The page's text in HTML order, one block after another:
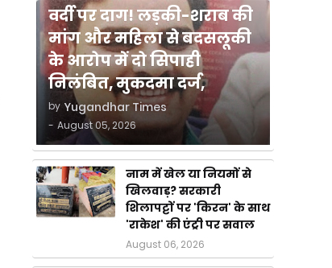
वर्दी पर दाग! लड़की-शराब की
मांग और महिला से बदसलूकी
के आरोप में दो सिपाही
निलंबित, मुकदमा दर्ज,
by Yugandhar Times
- August 05, 2026
नाम में खेल या नियमों से
खिलवाड़? सरकारी
शिलापट्टों पर 'किरन' के साथ
'राकेश' की एंट्री पर सवाल
August 06, 2026